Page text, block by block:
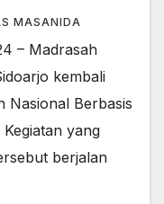
MASANIDA
– Madrasah
kembali
Nasional Berbasis
yang
berjalan